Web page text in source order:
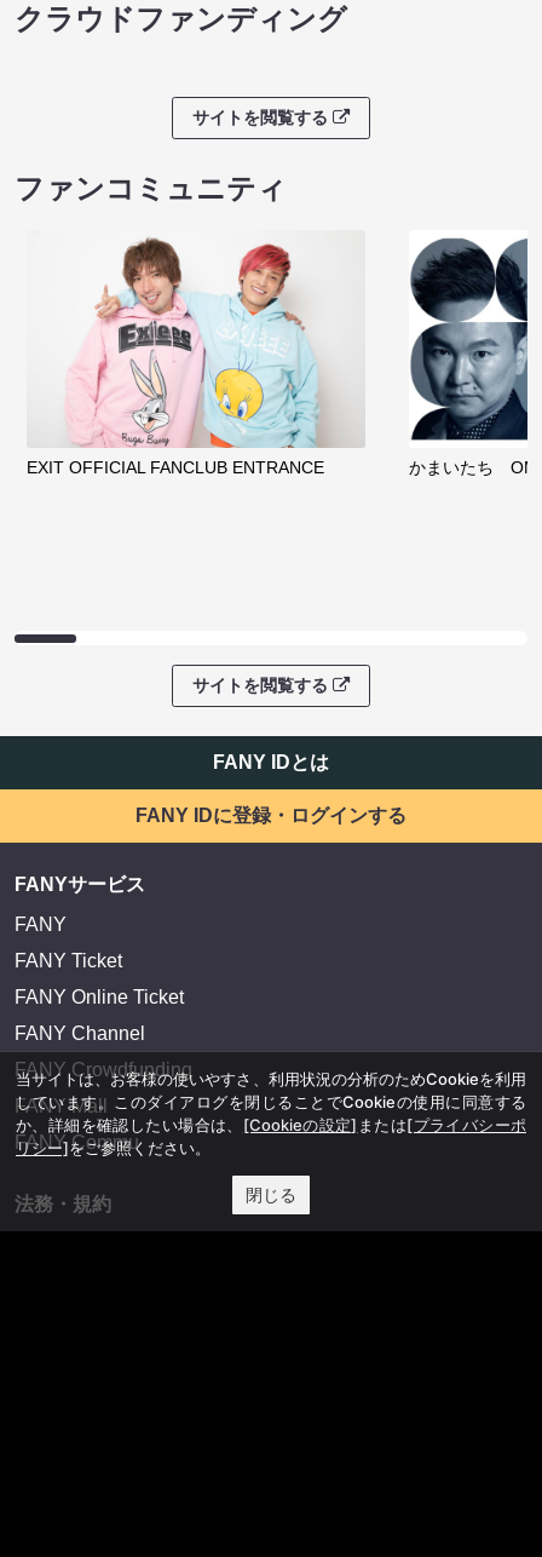
クラウドファンディング
サイトを閲覧する
ファンコミュニティ
EXIT OFFICIAL FANCLUB ENTRANCE かまいたち
サイトを閲覧する
FANY IDとは
FANY IDに登録・ログインする
FANYサービス
FANY
FANY Ticket
FANY Online Ticket
FANY Channel
FANY Crowdfunding
FANY Mall
FANY Commu
法務・規約
当サイトは、お客様の使いやすさ、利用状況の分析のためCookieを利用
しています。このダイアログを閉じることでCookieの使用に同意する
か、詳細を確認したい場合は、 [Cookieの設定] または[プライバシーポ
リシー]をご参照ください。
閉じる